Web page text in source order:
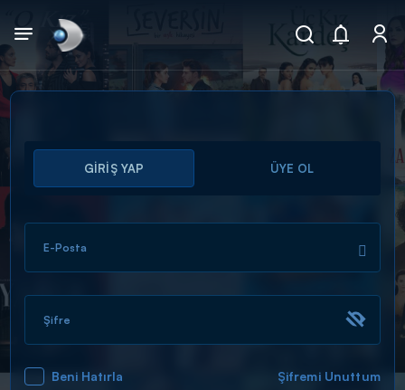
Arama
ARAMA SONUÇLARI
GİRİŞ YAP ÜYE OL
E-Posta
Şifre
Beni Hatırla Şifremi Unuttum